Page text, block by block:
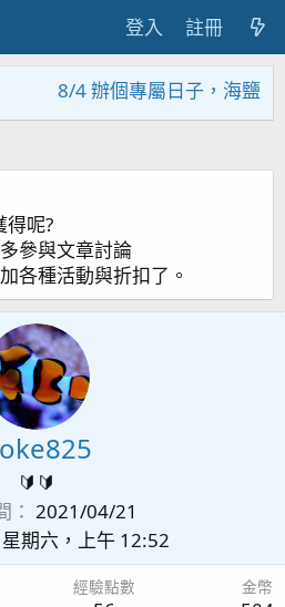
登入 註冊
8/4 辦個專屬日子，海鹽
得呢?
參與文章討論
各種活動與折扣了。
🔰🔰
2021/04/21
星期六，上午 12:52
經驗點數 金幣